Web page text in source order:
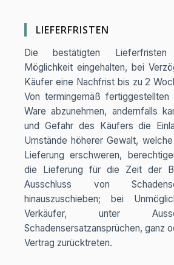
LIEFERFRISTEN
Die bestätigten
Möglichkeit eingehalten, bei
Käufer eine Nachfrist bis zu 2
Von termingemäß
Ware abzunehmen, andernfalls
und Gefahr des Käufers die
Umstände höherer Gewalt,
Lieferung erschweren,
die Lieferung für die Zeit der
Ausschluss von
hinauszuschieben; bei
Verkäufer, unter
Schadensersatzansprüchen, ganz
Vertrag zurücktreten.